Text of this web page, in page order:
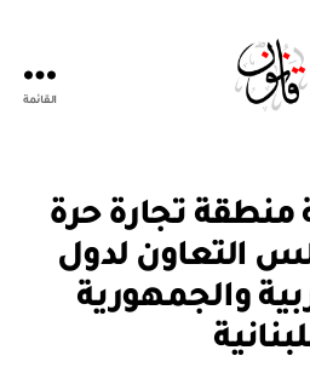
القائمة
منطقة تجارة حرة
التعاون لدول
والجمهورية
ا
س